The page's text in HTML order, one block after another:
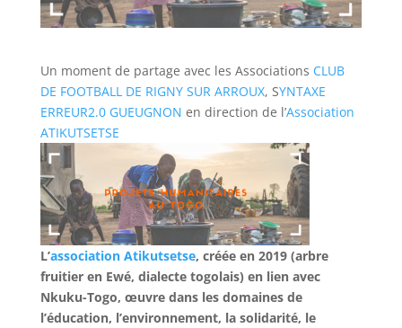
Un moment de partage avec les Associations CLUB
DE FOOTBALL DE RIGNY SUR ARROUX, SYNTAXE
ERREUR2.0 GUEUGNON en direction de l’Association
ATIKUTSETSE
L’association Atikutsetse, créée en 2019 (arbre
fruitier en Ewé, dialecte togolais) en lien avec
Nkuku-Togo, œuvre dans les domaines de
l’éducation, l’environnement, la solidarité, le